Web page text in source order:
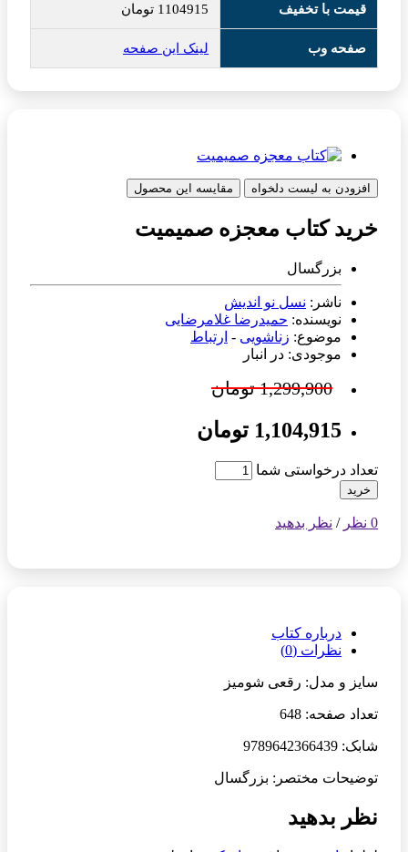
قیمت با تخفیف 1104915 تومان
صفحه وب لینک این صفحه
افزودن به لیست دلخواه مقایسه این محصول
خرید کتاب معجزه صمیمیت
بزرگسال
ناشر: نسل نو اندیش
نویسنده: حمیدرضا غلامرضایی
موضوع: زناشویی - ارتباط
موجودی: در انبار
1,299,900 تومان
1,104,915 تومان
تعداد درخواستی شما
خرید
0 نظر / نظر بدهید
درباره کتاب
نظرات (0)
سایز و مدل: رقعی شومیز
تعداد صفحه: 648
شابک: 9789642366439
توضیحات مختصر: بزرگسال
نظر بدهید